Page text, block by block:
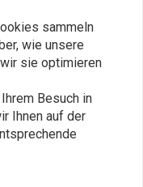
sammeln
wie unsere
sie optimieren
Ihrem Besuch in
Ihnen auf der